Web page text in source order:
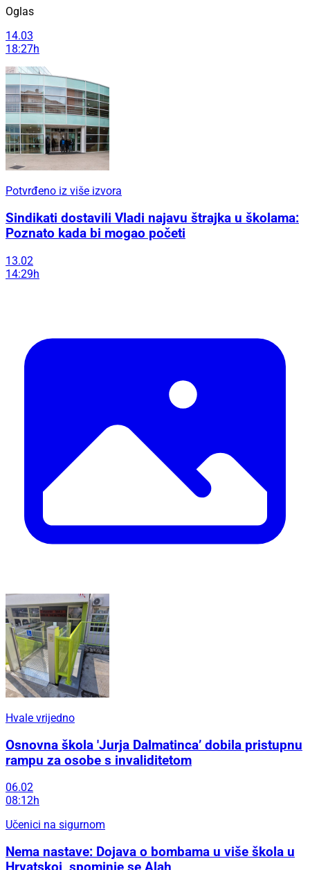
Oglas
14.03
18:27h
Potvrđeno iz više izvora
Sindikati dostavili Vladi najavu štrajka u školama:
Poznato kada bi mogao početi
13.02
14:29h
Hvale vrijedno
Osnovna škola 'Jurja Dalmatinca’ dobila pristupnu
rampu za osobe s invaliditetom
06.02
08:12h
Učenici na sigurnom
Nema nastave: Dojava o bombama u više škola u